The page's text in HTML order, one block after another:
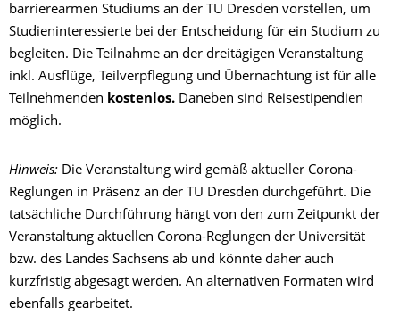
barrierearmen Studiums an der TU Dresden vorstellen, um
Studieninteressierte bei der Entscheidung für ein Studium zu
begleiten. Die Teilnahme an der dreitägigen Veranstaltung
inkl. Ausflüge, Teilverpflegung und Übernachtung ist für alle
Teilnehmenden kostenlos. Daneben sind Reisestipendien
möglich.
Hinweis: Die Veranstaltung wird gemäß aktueller Corona-
Reglungen in Präsenz an der TU Dresden durchgeführt. Die
tatsächliche Durchführung hängt von den zum Zeitpunkt der
Veranstaltung aktuellen Corona-Reglungen der Universität
bzw. des Landes Sachsens ab und könnte daher auch
kurzfristig abgesagt werden. An alternativen Formaten wird
ebenfalls gearbeitet.